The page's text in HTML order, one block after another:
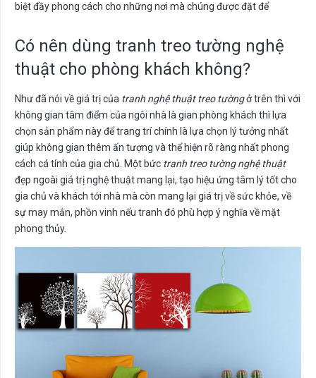
biệt đầy phong cách cho những nơi mà chúng được đặt để
Có nên dùng tranh treo tường nghệ
thuật cho phòng khách không?
Như đã nói về giá trị của tranh nghệ thuật treo tườngở trên thì với
không gian tâm điểm của ngôi nhà là gian phòng khách thì lựa
chọn sản phẩm này để trang trí chính là lựa chọn lý tưởng nhất
giúp không gian thêm ấn tượng và thể hiện rõ ràng nhất phong
cách cá tính của gia chủ. Một bức tranh treo tường nghệ thuật
đẹp ngoài giá trị nghệ thuật mang lại, tạo hiệu ứng tâm lý tốt cho
gia chủ và khách tới nhà mà còn mang lại giá trị về sức khỏe, về
sự may mắn, phồn vinh nếu tranh đó phù hợp ý nghĩa về mặt
phong thủy.